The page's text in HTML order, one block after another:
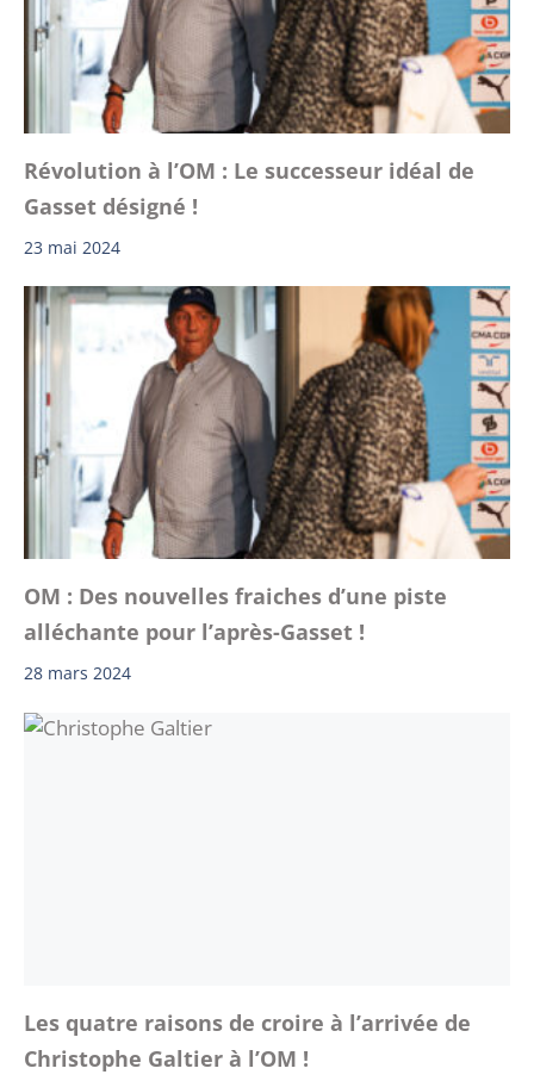
Révolution à l’OM : Le successeur idéal de
Gasset désigné !
23 mai 2024
OM : Des nouvelles fraiches d’une piste
alléchante pour l’après-Gasset !
28 mars 2024
Les quatre raisons de croire à l’arrivée de
Christophe Galtier à l’OM !